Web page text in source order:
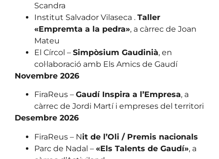
Scandra
Institut Salvador Vilaseca . Taller
«Empremta a la pedra», a càrrec de Joan
Mateu
El Círcol – Simpòsium Gaudinià, en
col·laboració amb Els Amics de Gaudí
Novembre 2026
FiraReus – Gaudí Inspira a l’Empresa, a
càrrec de Jordi Martí i empreses del territori
Desembre 2026
FiraReus – Nit de l’Oli / Premis nacionals
Parc de Nadal – «Els Talents de Gaudí», a